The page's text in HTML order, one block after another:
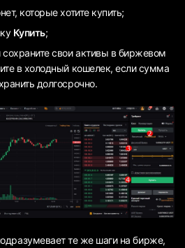
которые хотите купить;
Купить;
сохраните свои активы в биржевом
в холодный кошелек, если сумма
долгосрочно.
те же шаги на бирже,